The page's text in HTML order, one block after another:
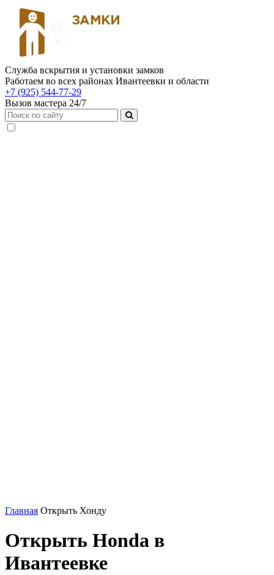
Служба вскрытия и установки замков
Работаем во всех районах Ивантеевки и области
+7 (925) 544-77-29
Вызов мастера 24/7
Главная Открыть Хонду
Открыть Honda в
Ивантеевке